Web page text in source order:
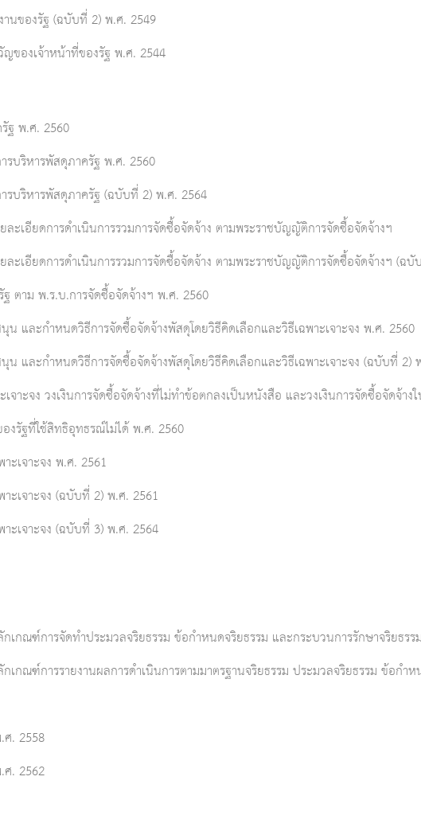
านของรัฐ (ฉบับที่ 2) พ.ศ. 2549
ของเจ้าหน้าที่ของรัฐ พ.ศ. 2544
ฐ พ.ศ. 2560
รบริหารพัสดุภาครัฐ พ.ศ. 2560
รบริหารพัสดุภาครัฐ (ฉบับที่ 2) พ.ศ. 2564
ะเอียดการดำเนินการรวมการจัดซื้อจัดจ้าง ตามพระราชบัญญัติการจัดซื้อจัดจ้างฯ
ะเอียดการดำเนินการรวมการจัดซื้อจัดจ้าง ตามพระราชบัญญัติการจัดซื้อจัดจ้างฯ (ฉ
ตาม พ.ร.บ.การจัดซื้อจัดจ้างฯ พ.ศ. 2560
และกำหนดวิธีการจัดซื้อจัดจ้างพัสดุโดยวิธีคิดเลือกและวิธีเฉพาะเจาะจง พ.ศ. 2560
และกำหนดวิธีการจัดซื้อจัดจ้างพัสดุโดยวิธีคิดเลือกและวิธีเฉพาะเจาะจง (ฉบับที่ 2)
จาะจง วงเงินการจัดซื้อจัดจ้างที่ไม่ทำข้อตกลงเป็นหนังสือ และวงเงินการจัดซื้อจัดจ้า
งรัฐที่ใช้สิทธิอุทธรณ์ไม่ได้ พ.ศ. 2560
ะเจาะจง พ.ศ. 2561
ะเจาะจง (ฉบับที่ 2) พ.ศ. 2561
ะเจาะจง (ฉบับที่ 3) พ.ศ. 2564
เกณฑ์การจัดทำประมวลจริยธรรม ข้อกำหนดจริยธรรม และกระบวนการรักษาจริยธ
เกณฑ์การรายงานผลการดำเนินการตามมาตรฐานจริยธรรม ประมวลจริยธรรม ข้อก
. 2558
. 2562